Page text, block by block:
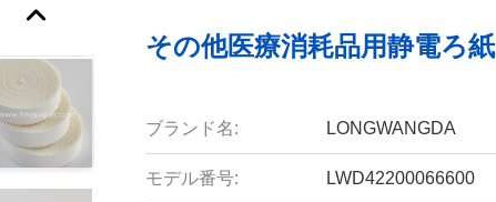
その他医療消耗品用静電ろ紙
ブランド名: LONGWANGDA
モデル番号: LWD42200066600